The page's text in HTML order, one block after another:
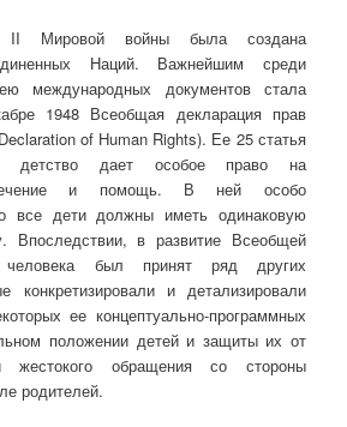
II Мировой войны была создана
Наций. Важнейшим среди
международных документов стала
1948 Всеобщая декларация прав
of Human Rights). Ее 25 статья
детство дает особое право на
и помощь. В ней особо
все дети должны иметь одинаковую
Впоследствии, в развитие Всеобщей
человека был принят ряд других
конкретизировали и детализировали
ее концептуально-программных
положении детей и защиты их от
жестокого обращения со стороны
родителей.